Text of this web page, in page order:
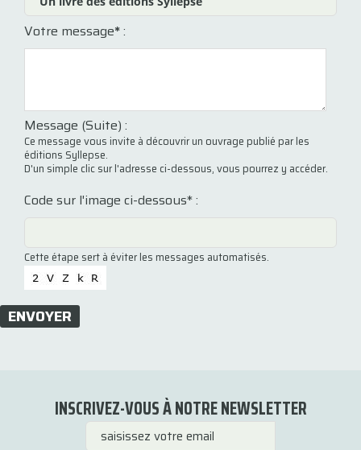
Votre message*:
Message (Suite) :
Ce message vous invite à découvrir un ouvrage publié par les
éditions Syllepse.
D'un simple clic sur l'adresse ci-dessous, vous pourrez y accéder.
Code sur l'image ci-dessous* :
Cette étape sert à éviter les messages automatisés.
ENVOYER
INSCRIVEZ-VOUS À NOTRE NEWSLETTER